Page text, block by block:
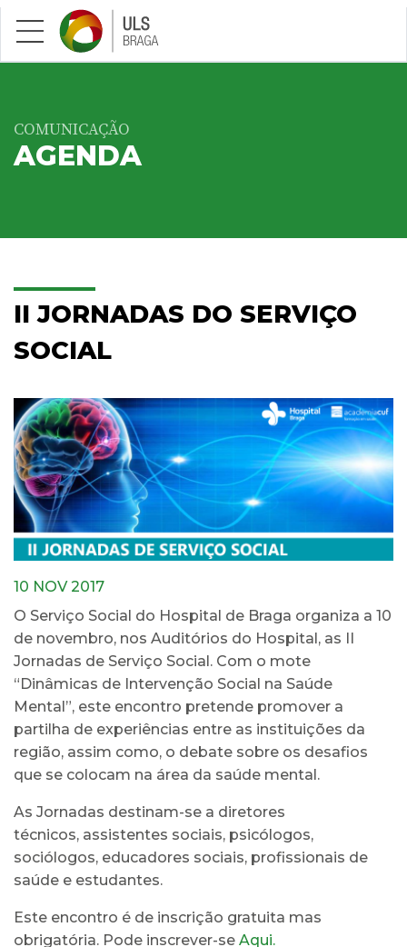
Saltar para conteúdo principal
COMUNICAÇÃO
AGENDA
II JORNADAS DO SERVIÇO
SOCIAL
10 NOV 2017
O Serviço Social do Hospital de Braga organiza a 10
de novembro, nos Auditórios do Hospital, as II
Jornadas de Serviço Social. Com o mote
“Dinâmicas de Intervenção Social na Saúde
Mental”, este encontro pretende promover a
partilha de experiências entre as instituições da
região, assim como, o debate sobre os desafios
que se colocam na área da saúde mental.
As Jornadas destinam-se a diretores
técnicos, assistentes sociais, psicólogos,
sociólogos, educadores sociais, profissionais de
saúde e estudantes.
Este encontro é de inscrição gratuita mas
obrigatória. Pode inscrever-se Aqui.